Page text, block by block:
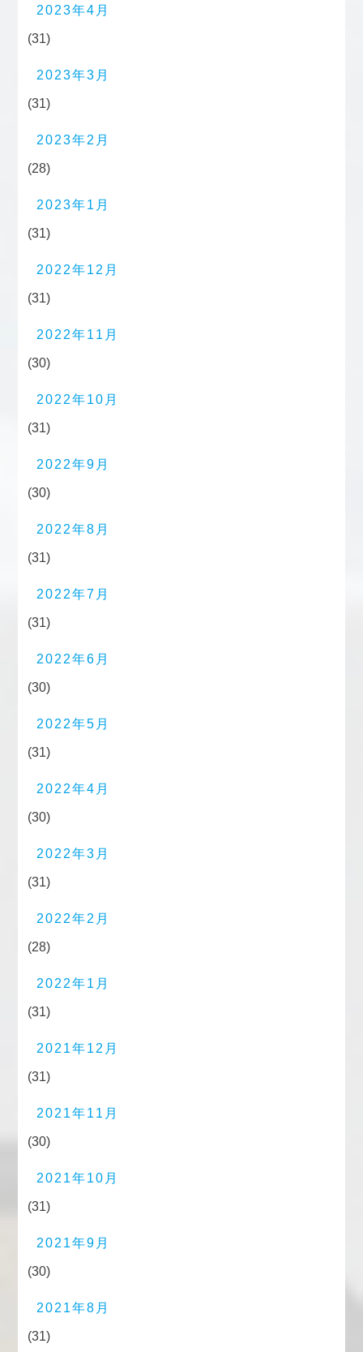
2023年4月
(31)
2023年3月
(31)
2023年2月
(28)
2023年1月
(31)
2022年12月
(31)
2022年11月
(30)
2022年10月
(31)
2022年9月
(30)
2022年8月
(31)
2022年7月
(31)
2022年6月
(30)
2022年5月
(31)
2022年4月
(30)
2022年3月
(31)
2022年2月
(28)
2022年1月
(31)
2021年12月
(31)
2021年11月
(30)
2021年10月
(31)
2021年9月
(30)
2021年8月
(31)